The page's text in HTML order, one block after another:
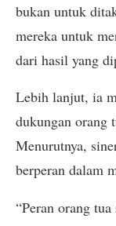
bukan untuk
mereka untuk
dari hasil yang
Lebih lanjut, ia
dukungan orang
Menurutnya,
berperan dalam
“Peran orang